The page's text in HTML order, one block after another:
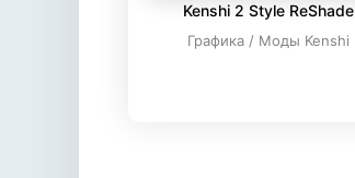
Kenshi 2 Style ReShade
Графика / Моды Kenshi